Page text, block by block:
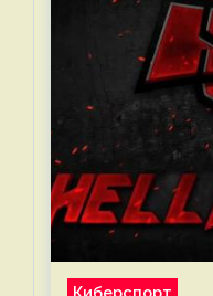
Киберспорт